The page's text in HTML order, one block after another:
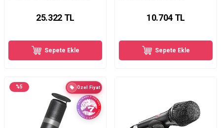
25.322TL
Sepete Ekle
10.704TL
Sepete Ekle
%5 Özel Fiyat